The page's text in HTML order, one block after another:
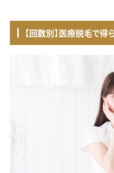
【回数別】医療脱毛で得